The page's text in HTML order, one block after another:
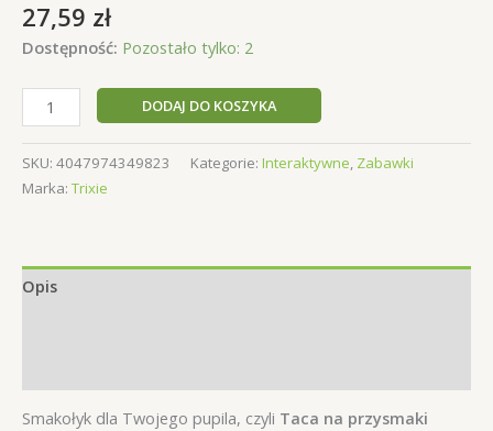
27,59 zł
Dostępność: Pozostało tylko: 2
ilość
Taca
na
przysmaki
Lick'n'Snack
DODAJ DO KOSZYKA
SKU: 4047974349823 Kategorie: Interaktywne, Zabawki
Marka: Trixie
Opis
Smakołyk dla Twojego pupila, czyli Taca na przysmaki